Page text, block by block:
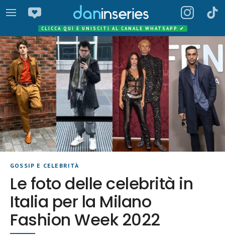
CLICCA QUI E UNISCITI AL CANALE WHATSAPP ✔
GOSSIP E CELEBRITÀ
Le foto delle celebrità in
Italia per la Milano
Fashion Week 2022